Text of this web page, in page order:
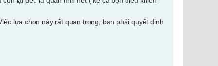
lựa chọn này rất quan trọng, bạn phải quyết định